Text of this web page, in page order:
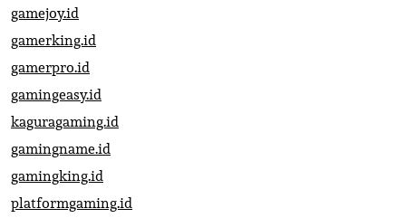
gamejoy.id
gamerking.id
gamerpro.id
gamingeasy.id
kaguragaming.id
gamingname.id
gamingking.id
platformgaming.id